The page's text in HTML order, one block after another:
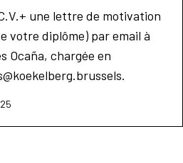
une lettre de motivation
votre diplôme) par email à
Ocaña, chargée en
.